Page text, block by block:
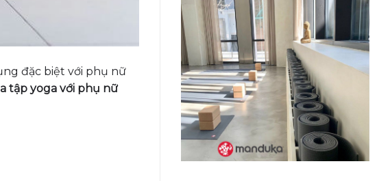
đặc biệt với phụ nữ
tập yoga với phụ nữ